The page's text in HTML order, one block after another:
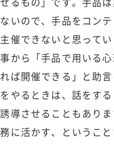
いので、手品をコン
催できないと思って
から「手品で用いる
ば開催できる」と助
やるときは、話をす
導させることもあり
に活かす、というこ